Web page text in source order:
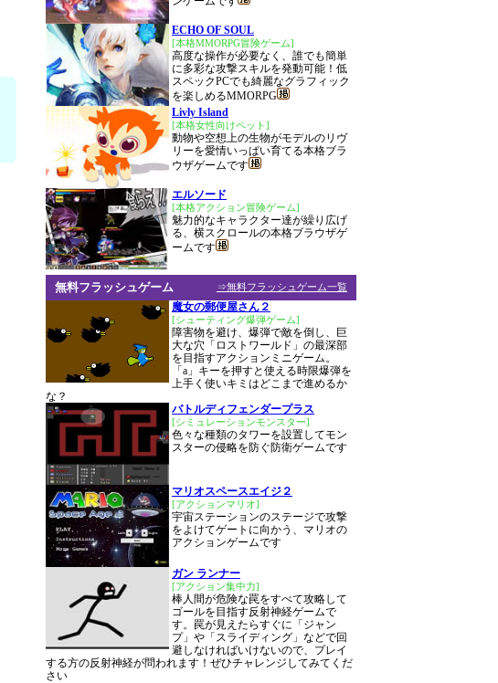
ECHO OF SOUL
[本格MMORPG冒険ゲーム]
高度な操作が必要なく、誰でも簡単
に多彩な攻撃スキルを発動可能！低
スペックPCでも綺麗なグラフィック
を楽しめるMMORPG
Livly Island
[本格女性向けペット]
動物や空想上の生物がモデルのリヴ
リーを愛情いっぱい育てる本格ブラ
ウザゲームです
エルソード
[本格アクション冒険ゲーム]
魅力的なキャラクター達が繰り広げ
る、横スクロールの本格ブラウザゲ
ームです
⇒無料フラッシュゲーム一覧
無料フラッシュゲーム
魔女の郵便屋さん２
[シューティング爆弾ゲーム]
障害物を避け、爆弾で敵を倒し、巨
大な穴「ロストワールド」の最深部
を目指すアクションミニゲーム。
「a」キーを押すと使える時限爆弾を
上手く使いキミはどこまで進めるか
な？
バトルディフェンダープラス
[シミュレーションモンスター]
色々な種類のタワーを設置してモン
スターの侵略を防ぐ防衛ゲームです
マリオスペースエイジ２
[アクションマリオ]
宇宙ステーションのステージで攻撃
をよけてゲートに向かう、マリオの
アクションゲームです
ガン ランナー
[アクション集中力]
棒人間が危険な罠をすべて攻略して
ゴールを目指す反射神経ゲームで
す。罠が見えたらすぐに「ジャン
プ」や「スライディング」などで回
避しなければいけないので、プレイ
する方の反射神経が問われます！ぜひチャレンジしてみてくだ
さい